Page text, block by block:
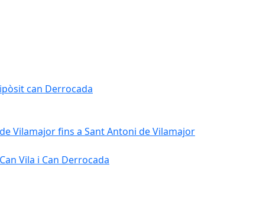
can Derrocada
Vilamajor fins a Sant Antoni de Vilamajor
Vila i Can Derrocada